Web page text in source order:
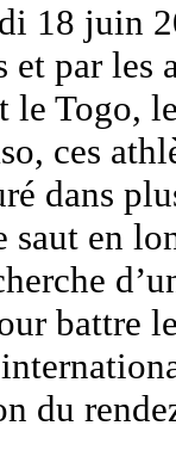
18 juin
et par
le Togo,
ces
dans
en
battre
du